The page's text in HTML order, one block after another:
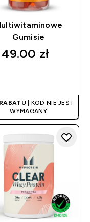
Gumisie
49.00 zł‎
| KOD NIE JEST
WYMAGANY